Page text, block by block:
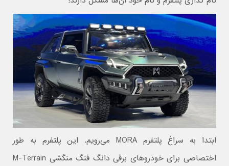
ابتدا به سراغ پلتفرم MORA می‌رویم. این پلتفرم به طور
اختصاصی برای خودروهای برقی دانگ فنگ منگشی M-Terrain